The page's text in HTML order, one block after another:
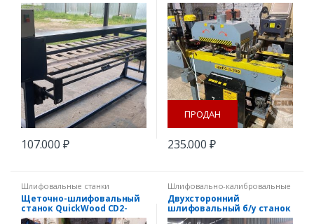
107.000 ₽
ПРОДАН
235.000 ₽
Шлифовальные станки
Щеточно-шлифовальный
станок QuickWood CD2-
300/4
Шлифовально-калибровальные
станки Шлифовальные станки
Двухсторонний
шлифовальный б/у станок
Maweg Saturn Duo